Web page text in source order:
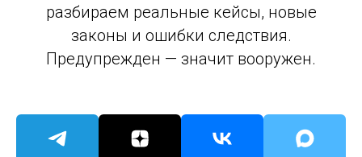
разбираем реальные кейсы, новые
законы и ошибки следствия.
Предупрежден — значит вооружен.